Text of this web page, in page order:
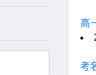
高
考